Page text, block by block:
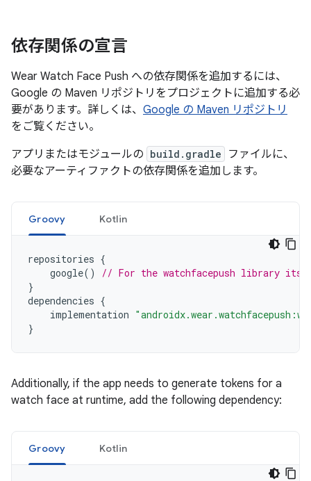
依存関係の宣言
Wear Watch Face Push への依存関係を追加するには、
Google の Maven リポジトリをプロジェクトに追加する必
要があります。詳しくは、 Google の Maven リポジトリ
をご覧ください。
アプリまたはモジュールの build.gradle
ファイルに、
必要なアーティファクトの依存関係を追加します。
Groovy Kotlin
repositories {
google()
// For the watchfacepush library
}
dependencies {
implementation
}
Additionally, if the app needs to generate tokens for a
watch face at runtime, add the following dependency:
Groovy Kotlin